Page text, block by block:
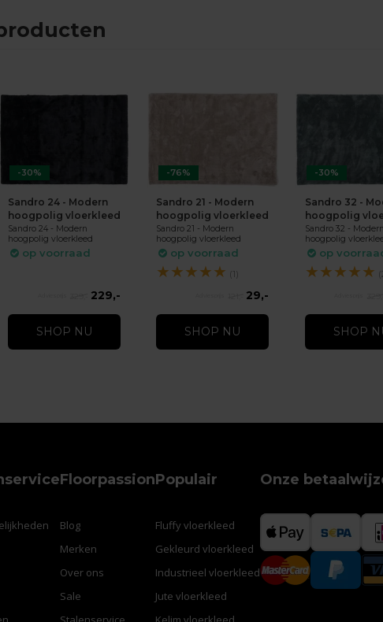
-30%
Sandro 24 - Modern
hoogpolig vloerkleed
Sandro 24 - Modern
hoogpolig vloerkleed
op voorraad
229,-
SHOP NU
-76%
Sandro 21 - Modern
hoogpolig vloerkleed
Sandro 21 - Modern
hoogpolig vloerkleed
op voorraad
★★★★★ (1)
29,-
SHOP NU
-30%
Sandro 32 -
hoogpolig
Sandro 32 - Modern
hoogpolig
op
★★★★★
SHOP
Floorpassion
Blog
Merken
Over ons
Sale
Populair
Fluffy vloerkleed
Gekleurd vloerkleed
Industrieel vloerkleed
Jute vloerkleed
Onze